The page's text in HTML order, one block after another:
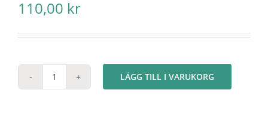
110,00 kr
Mercedes
LÄGG TILL I VARUKORG